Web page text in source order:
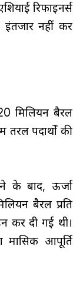
रिफाइनर्स
नहीं कर
मिलियन बैरल
तरल पदार्थों की
के बाद, ऊर्जा
बैरल प्रति
कर दी गई थी।
आपूर्ति